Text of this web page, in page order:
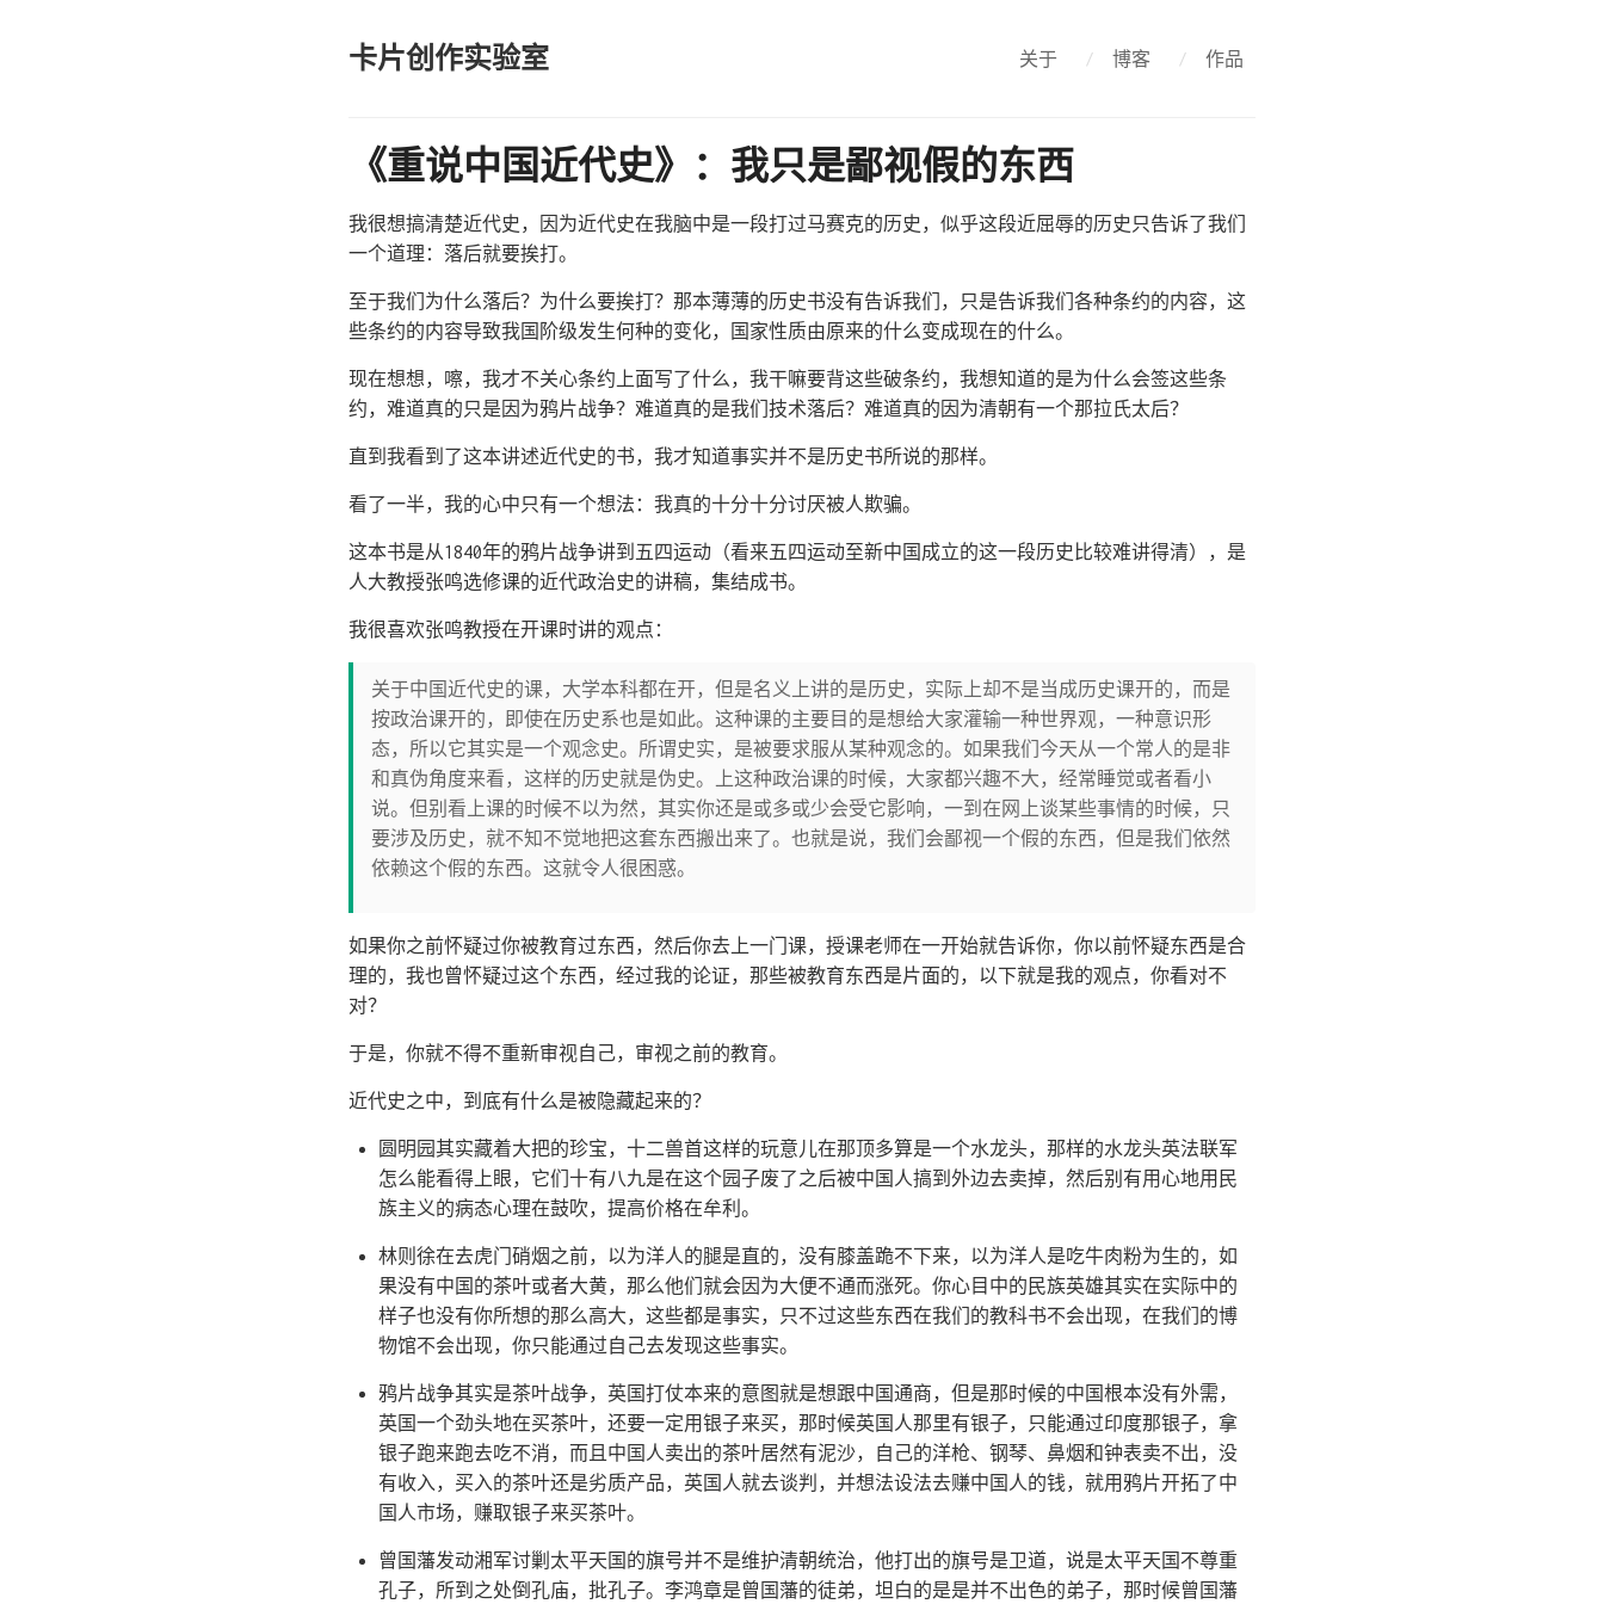
卡片创作实验室 关于 / 博客 / 作品
《重说中国近代史》：我只是鄙视假的东西
我很想搞清楚近代史，因为近代史在我脑中是一段打过马赛克的历史，似乎这段近屈辱的历史只告诉了我们
一个道理：落后就要挨打。
至于我们为什么落后？为什么要挨打？那本薄薄的历史书没有告诉我们，只是告诉我们各种条约的内容，这
些条约的内容导致我国阶级发生何种的变化，国家性质由原来的什么变成现在的什么。
现在想想，嚓，我才不关心条约上面写了什么，我干嘛要背这些破条约，我想知道的是为什么会签这些条
约，难道真的只是因为鸦片战争？难道真的是我们技术落后？难道真的因为清朝有一个那拉氏太后？
直到我看到了这本讲述近代史的书，我才知道事实并不是历史书所说的那样。
看了一半，我的心中只有一个想法：我真的十分十分讨厌被人欺骗。
这本书是从1840年的鸦片战争讲到五四运动（看来五四运动至新中国成立的这一段历史比较难讲得清），是
人大教授张鸣选修课的近代政治史的讲稿，集结成书。
我很喜欢张鸣教授在开课时讲的观点：
关于中国近代史的课，大学本科都在开，但是名义上讲的是历史，实际上却不是当成历史课开的，而是
按政治课开的，即使在历史系也是如此。这种课的主要目的是想给大家灌输一种世界观，一种意识形
态，所以它其实是一个观念史。所谓史实，是被要求服从某种观念的。如果我们今天从一个常人的是非
和真伪角度来看，这样的历史就是伪史。上这种政治课的时候，大家都兴趣不大，经常睡觉或者看小
说。但别看上课的时候不以为然，其实你还是或多或少会受它影响，一到在网上谈某些事情的时候，只
要涉及历史，就不知不觉地把这套东西搬出来了。也就是说，我们会鄙视一个假的东西，但是我们依然
依赖这个假的东西。这就令人很困惑。
如果你之前怀疑过你被教育过东西，然后你去上一门课，授课老师在一开始就告诉你，你以前怀疑东西是合
理的，我也曾怀疑过这个东西，经过我的论证，那些被教育东西是片面的，以下就是我的观点，你看对不
对？
于是，你就不得不重新审视自己，审视之前的教育。
近代史之中，到底有什么是被隐藏起来的？
圆明园其实藏着大把的珍宝，十二兽首这样的玩意儿在那顶多算是一个水龙头，那样的水龙头英法联军
怎么能看得上眼，它们十有八九是在这个园子废了之后被中国人搞到外边去卖掉，然后别有用心地用民
族主义的病态心理在鼓吹，提高价格在牟利。
林则徐在去虎门硝烟之前，以为洋人的腿是直的，没有膝盖跪不下来，以为洋人是吃牛肉粉为生的，如
果没有中国的茶叶或者大黄，那么他们就会因为大便不通而涨死。你心目中的民族英雄其实在实际中的
样子也没有你所想的那么高大，这些都是事实，只不过这些东西在我们的教科书不会出现，在我们的博
物馆不会出现，你只能通过自己去发现这些事实。
鸦片战争其实是茶叶战争，英国打仗本来的意图就是想跟中国通商，但是那时候的中国根本没有外需，
英国一个劲头地在买茶叶，还要一定用银子来买，那时候英国人那里有银子，只能通过印度那银子，拿
银子跑来跑去吃不消，而且中国人卖出的茶叶居然有泥沙，自己的洋枪、钢琴、鼻烟和钟表卖不出，没
有收入，买入的茶叶还是劣质产品，英国人就去谈判，并想法设法去赚中国人的钱，就用鸦片开拓了中
国人市场，赚取银子来买茶叶。
曾国藩发动湘军讨剿太平天国的旗号并不是维护清朝统治，他打出的旗号是卫道，说是太平天国不尊重
孔子，所到之处倒孔庙，批孔子。李鸿章是曾国藩的徒弟，坦白的是是并不出色的弟子，那时候曾国藩